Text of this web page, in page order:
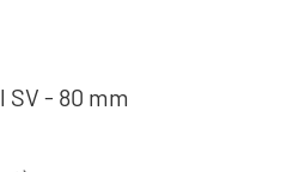
SV - 80 mm